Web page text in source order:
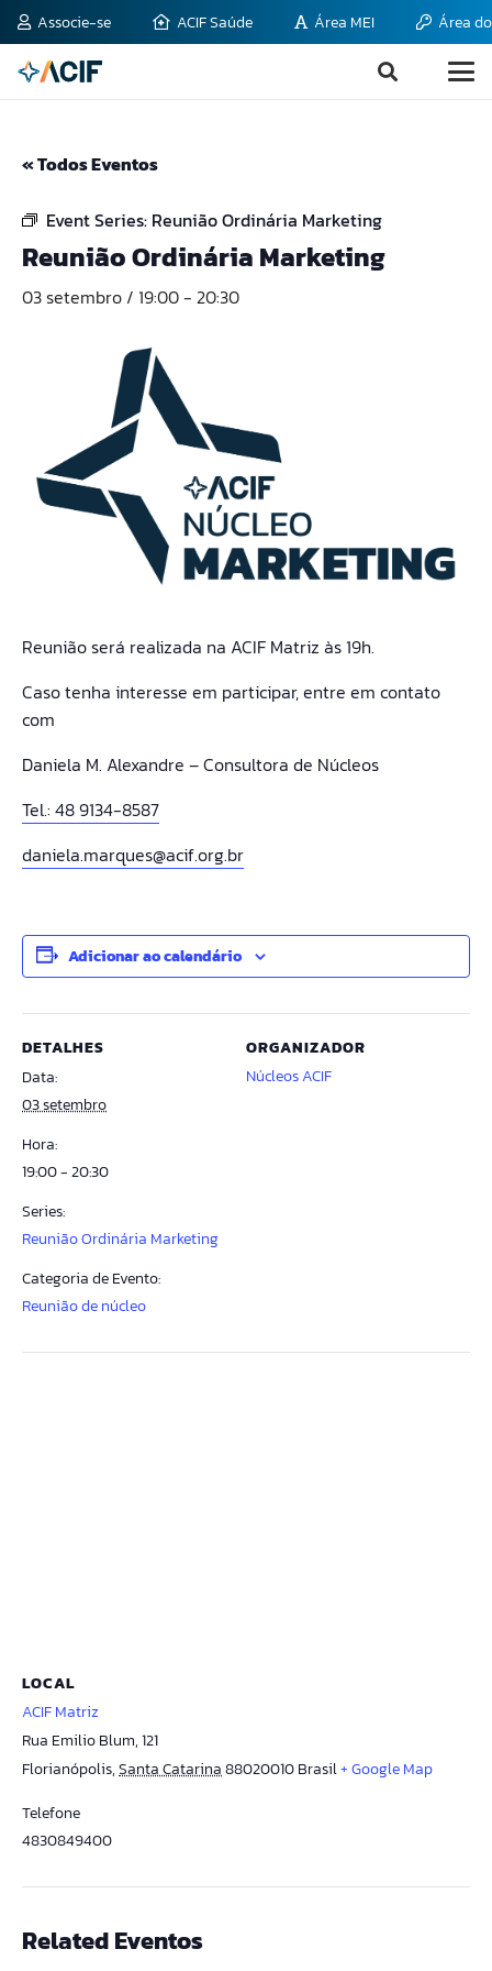
Associe-se ACIF Saúde Área MEI Área
« Todos Eventos
Event Series: Reunião Ordinária Marketing
Reunião Ordinária Marketing
03 setembro / 19:00- 20:30
Reunião será realizada na ACIF Matriz às 19h.
Caso tenha interesse em participar, entre em contato
com
Daniela M. Alexandre – Consultora de Núcleos
Tel.: 48 9134-8587
daniela.marques@acif.org.br
Adicionar ao calendário
DETALHES
Data:
03 setembro
Hora:
19:00 - 20:30
Series:
Reunião Ordinária Marketing
Categoria de Evento:
Reunião de núcleo
ORGANIZADOR
Núcleos ACIF
LOCAL
ACIF Matriz
Rua Emilio Blum, 121
Florianópolis,Santa Catarina88020010Brasil+ Google Map
Telefone
4830849400
Related Eventos